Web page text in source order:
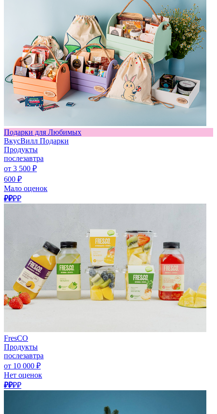
Подарки для Любимых
ВкусВилл Подарки
Продукты
послезавтра
от 3 500 ₽
600 ₽
Мало оценок
₽₽₽₽
FresCO
Продукты
послезавтра
от 10 000 ₽
Нет оценок
₽₽₽₽